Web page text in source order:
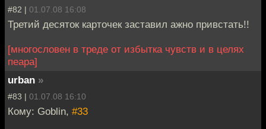
#82 | 01.07.08 16:08
Третий десяток карточек заставил ажно привстать!!
[многословен в треде от избытка чувств и в целях
пеара]
urban »
#83 | 01.07.08 16:10
Кому: Goblin, #33